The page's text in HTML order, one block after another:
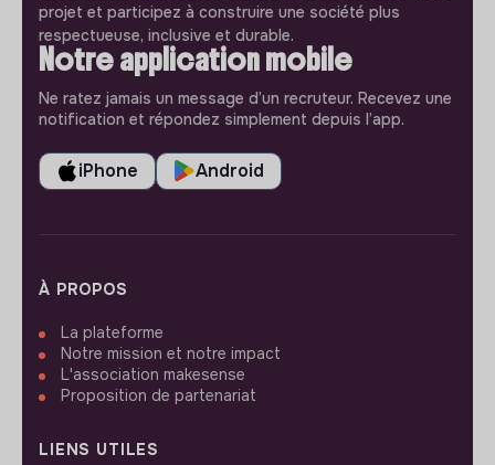
projet et participez à construire une société plus
respectueuse, inclusive et durable.
Notre application mobile
Ne ratez jamais un message d’un recruteur. Recevez une
notification et répondez simplement depuis l’app.
iPhone Android
À PROPOS
La plateforme
Notre mission et notre impact
L'association makesense
Proposition de partenariat
LIENS UTILES